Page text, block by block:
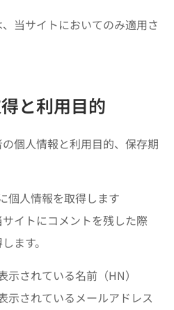
当サイトにおいてのみ適用さ
と利用目的
個人情報と利用目的、保存期
個人情報を取得します
イトにコメントを残した際
ます。
示されている名前（HN）
示されているメールアドレス